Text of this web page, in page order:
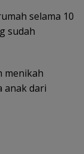
selama 10
sudah
menikah
anak dari